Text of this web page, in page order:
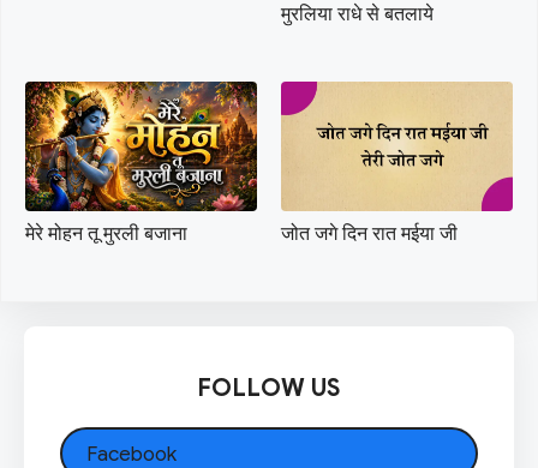
मुरलिया राधे से बतलाये
मेरे मोहन तू मुरली बजाना जोत जगे दिन रात मईया जी
FOLLOW US
Facebook